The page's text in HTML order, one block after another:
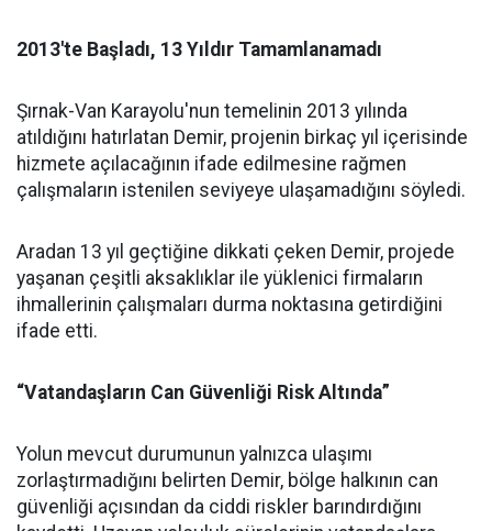
2013'te Başladı, 13 Yıldır Tamamlanamadı
Şırnak-Van Karayolu'nun temelinin 2013 yılında
atıldığını hatırlatan Demir, projenin birkaç yıl içerisinde
hizmete açılacağının ifade edilmesine rağmen
çalışmaların istenilen seviyeye ulaşamadığını söyledi.
Aradan 13 yıl geçtiğine dikkati çeken Demir, projede
yaşanan çeşitli aksaklıklar ile yüklenici firmaların
ihmallerinin çalışmaları durma noktasına getirdiğini
ifade etti.
“Vatandaşların Can Güvenliği Risk Altında”
Yolun mevcut durumunun yalnızca ulaşımı
zorlaştırmadığını belirten Demir, bölge halkının can
güvenliği açısından da ciddi riskler barındırdığını